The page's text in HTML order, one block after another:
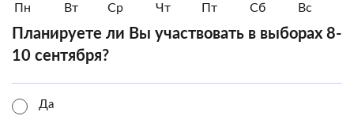
Пн Вт Ср Чт Пт Сб Вс
Планируете ли Вы участвовать в выборах 8-
10 сентября?
Да